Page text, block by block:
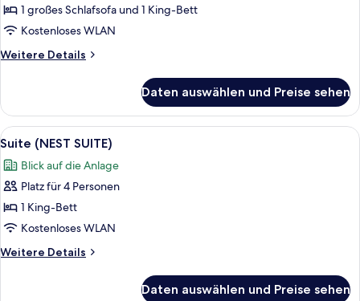
1 großes Schlafsofa und 1 King-Bett
Kostenloses WLAN
Weitere Details
Weitere
Daten auswählen und Preise sehen
Alle
Fotos
für
Suite
(NEST
SUITE)
anzeigen
Ein modernes Hotelzimmer mit
4
Suite (NEST SUITE)
Blick auf die Anlage
Platz für 4 Personen
1 King-Bett
Kostenloses WLAN
Weitere Details
Weitere
Daten auswählen und Preise sehen